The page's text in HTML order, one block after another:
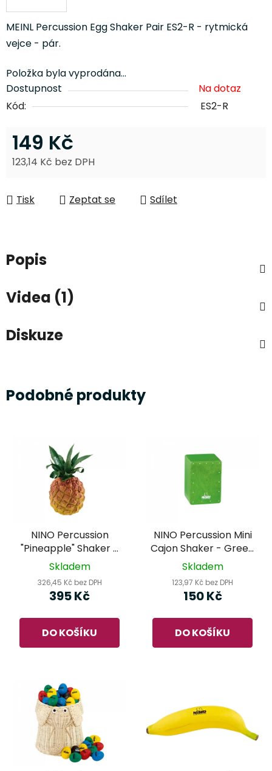
MEINL Percussion Egg Shaker Pair ES2-R - rytmická
vejce - pár.
Položka byla vyprodána…
Dostupnost
Na dotaz
Kód:
ES2-R
149 Kč
123,14 Kč bez DPH
Tisk
Zeptat se Sdílet
Popis
Videa (1)
Diskuze
Podobné produkty
NINO Percussion
"Pineapple" Shaker -
NINO595
Skladem
326,45 Kč bez DPH
395 Kč
DO KOŠÍKU
NINO Percussion Mini
Cajon Shaker - Green
NINO955GR
Skladem
123,97 Kč bez DPH
150 Kč
DO KOŠÍKU